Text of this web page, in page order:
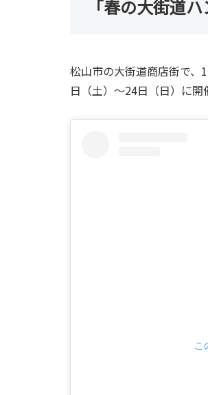
「春の大街道
松山市の大街道商店街で、
日（土）～24日（日）に開
こ